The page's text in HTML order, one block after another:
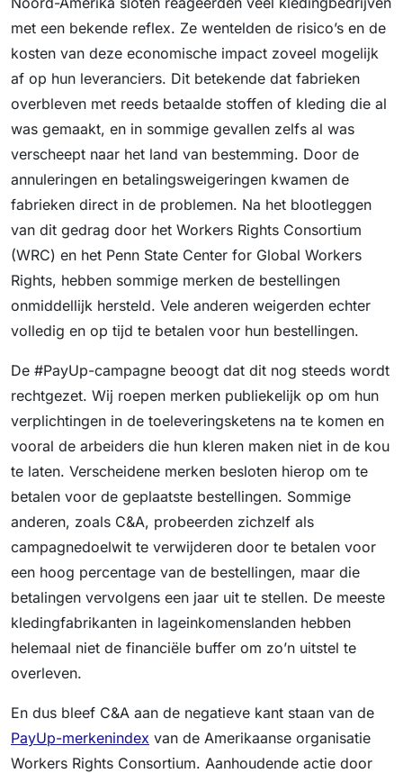
met een bekende reflex. Ze wentelden de risico’s en de
kosten van deze economische impact zoveel mogelijk
af op hun leveranciers. Dit betekende dat fabrieken
overbleven met reeds betaalde stoffen of kleding die al
was gemaakt, en in sommige gevallen zelfs al was
verscheept naar het land van bestemming. Door de
annuleringen en betalingsweigeringen kwamen de
fabrieken direct in de problemen. Na het blootleggen
van dit gedrag door het Workers Rights Consortium
(WRC) en het Penn State Center for Global Workers
Rights, hebben sommige merken de bestellingen
onmiddellijk hersteld. Vele anderen weigerden echter
volledig en op tijd te betalen voor hun bestellingen.
De #PayUp-campagne beoogt dat dit nog steeds wordt
rechtgezet. Wij roepen merken publiekelijk op om hun
verplichtingen in de toeleveringsketens na te komen en
vooral de arbeiders die hun kleren maken niet in de kou
te laten. Verscheidene merken besloten hierop om te
betalen voor de geplaatste bestellingen. Sommige
anderen, zoals C&A, probeerden zichzelf als
campagnedoelwit te verwijderen door te betalen voor
een hoog percentage van de bestellingen, maar die
betalingen vervolgens een jaar uit te stellen. De meeste
kledingfabrikanten in lageinkomenslanden hebben
helemaal niet de financiële buffer om zo’n uitstel te
overleven.
En dus bleef C&A aan de negatieve kant staan van de
PayUp-merkenindex van de Amerikaanse organisatie
Workers Rights Consortium. Aanhoudende actie door